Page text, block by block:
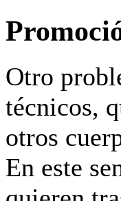
Otro
técnicos,
otros
En este